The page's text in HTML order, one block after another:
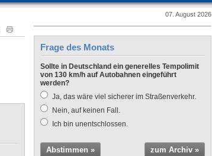
07. August 2026
Frage des Monats
Sollte in Deutschland ein generelles Tempolimit
von 130 km/h auf Autobahnen eingeführt
werden?
Ja, das wäre viel sicherer im Straßenverkehr.
Nein, auf keinen Fall.
Ich bin unentschlossen.
Abstimmen » zum Archiv »